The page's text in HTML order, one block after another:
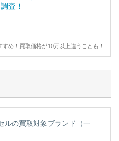
査！
め！買取価格が10万以上違うことも！
ルの買取対象ブランド（一